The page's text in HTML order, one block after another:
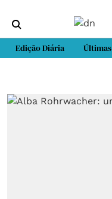
Edição Diária Últimas